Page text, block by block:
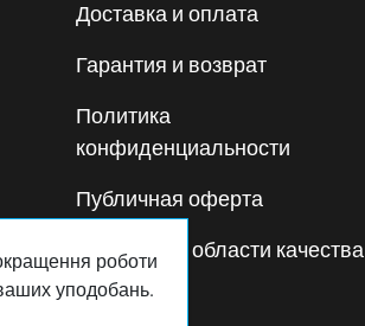
Доставка и оплата
Гарантия и возврат
Политика
конфиденциальности
Публичная оферта
Политика в области качества
роботи
уподобань.